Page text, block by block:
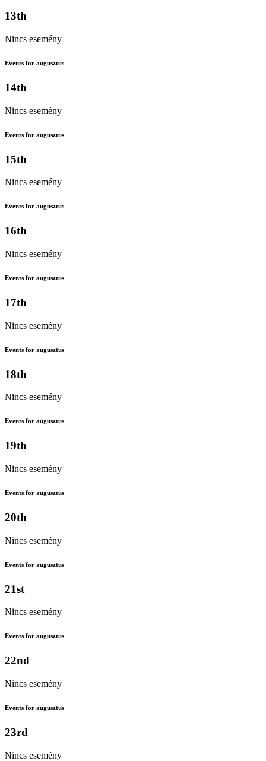
13th
Nincs esemény
Events for augusztus
14th
Nincs esemény
Events for augusztus
15th
Nincs esemény
Events for augusztus
16th
Nincs esemény
Events for augusztus
17th
Nincs esemény
Events for augusztus
18th
Nincs esemény
Events for augusztus
19th
Nincs esemény
Events for augusztus
20th
Nincs esemény
Events for augusztus
21st
Nincs esemény
Events for augusztus
22nd
Nincs esemény
Events for augusztus
23rd
Nincs esemény